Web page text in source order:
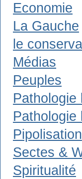
Economie
La Gauche
le
Médias
Peuples
Pathologie
Pathologie
Pipolisation
Sectes &
Spiritualité